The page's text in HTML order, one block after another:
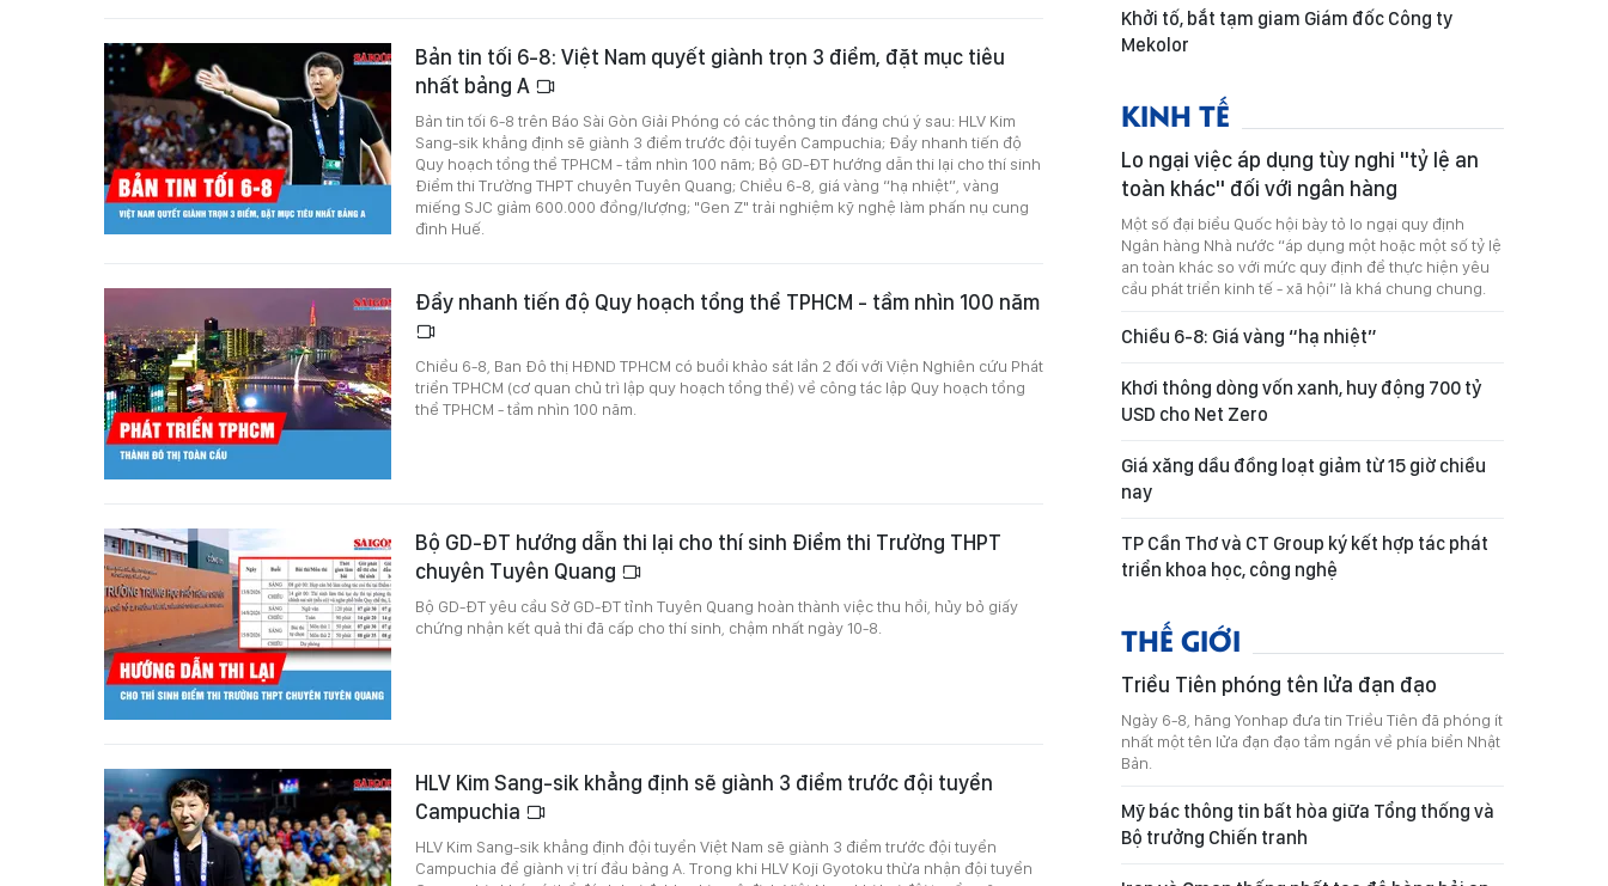
Bản tin tối 6-8: Việt Nam quyết giành trọn 3 điểm, đặt mục tiêu
nhất bảng A
Bản tin tối 6-8 trên Báo Sài Gòn Giải Phóng có các thông tin đáng chú ý sau: HLV Kim
Sang-sik khẳng định sẽ giành 3 điểm trước đội tuyển Campuchia; Đẩy nhanh tiến độ
Quy hoạch tổng thể TPHCM - tầm nhìn 100 năm; Bộ GD-ĐT hướng dẫn thi lại cho thí sinh
Điểm thi Trường THPT chuyên Tuyên Quang; Chiều 6-8, giá vàng “hạ nhiệt”, vàng
miếng SJC giảm 600.000 đồng/lượng; "Gen Z" trải nghiệm kỹ nghệ làm phấn nụ cung
đình Huế.
Đẩy nhanh tiến độ Quy hoạch tổng thể TPHCM - tầm nhìn 100 năm
Chiều 6-8, Ban Đô thị HĐND TPHCM có buổi khảo sát lần 2 đối với Viện Nghiên cứu Phát
triển TPHCM (cơ quan chủ trì lập quy hoạch tổng thể) về công tác lập Quy hoạch tổng
thể TPHCM - tầm nhìn 100 năm.
Bộ GD-ĐT hướng dẫn thi lại cho thí sinh Điểm thi Trường THPT
chuyên Tuyên Quang
Bộ GD-ĐT yêu cầu Sở GD-ĐT tỉnh Tuyên Quang hoàn thành việc thu hồi, hủy bỏ giấy
chứng nhận kết quả thi đã cấp cho thí sinh, chậm nhất ngày 10-8.
HLV Kim Sang-sik khẳng định sẽ giành 3 điểm trước đội tuyển
Campuchia
HLV Kim Sang-sik khẳng định đội tuyển Việt Nam sẽ giành 3 điểm trước đội tuyển
Campuchia để giành vị trí đầu bảng A. Trong khi HLV Koji Gyotoku thừa nhận đội tuyển
Khởi tố, bắt tạm giam Giám đốc Công ty
Mekolor
KINH TẾ
Lo ngại việc áp dụng tùy nghi "tỷ lệ an
toàn khác" đối với ngân hàng
Một số đại biểu Quốc hội bày tỏ lo ngại quy định
Ngân hàng Nhà nước “áp dụng một hoặc một số tỷ lệ
an toàn khác so với mức quy định để thực hiện yêu
cầu phát triển kinh tế - xã hội” là khá chung chung.
Chiều 6-8: Giá vàng “hạ nhiệt”
Khơi thông dòng vốn xanh, huy động 700 tỷ
USD cho Net Zero
Giá xăng dầu đồng loạt giảm từ 15 giờ chiều
nay
TP Cần Thơ và CT Group ký kết hợp tác phát
triển khoa học, công nghệ
THẾ GIỚI
Triều Tiên phóng tên lửa đạn đạo
Ngày 6-8, hãng Yonhap đưa tin Triều Tiên đã phóng ít
nhất một tên lửa đạn đạo tầm ngắn về phía biển Nhật
Bản.
Mỹ bác thông tin bất hòa giữa Tổng thống và
Bộ trưởng Chiến tranh